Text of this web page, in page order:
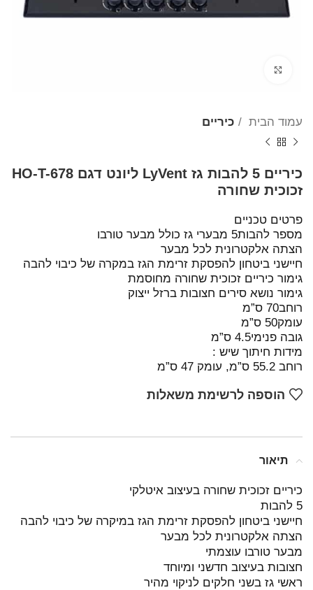
עמוד הבית כיריים
כיריים 5 להבות גז LyVent ליונט דגם HO-T-678
זכוכית שחורה
פרטים טכניים
מספר להבות5 מבערי גז כולל מבער טורבו
הצתה אלקטרונית לכל מבער
חיישני ביטחון להפסקת זרימת הגז במקרה של כיבוי להבה
גימור כיריים זכוכית שחורה מחוסמת
גימור נושא סירים חצובות ברזל ייצוק
רוחב70 ס”מ
עומק50 ס”מ
גובה פנימי4.5 ס”מ
מידות חיתוך שיש :
רוחב 55.2 ס”מ, עומק 47 ס”מ
הוספה לרשימת משאלות
תיאור
כיריים זכוכית שחורה בעיצוב איטלקי
5 להבות
חיישני ביטחון להפסקת זרימת הגז במיקרה של כיבוי להבה
הצתה אלקטרונית לכל מבער
מבער טורבו עוצמתי
חצובות בעיצוב חדשני ומיוחד
ראשי גז בשני חלקים לניקוי מהיר